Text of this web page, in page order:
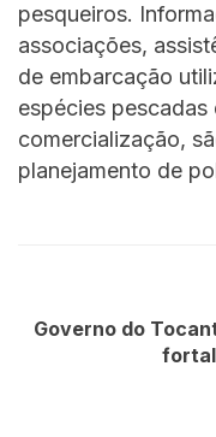
pesqueiros.
associações,
de embarcação
espécies pescadas
comercialização,
planejamento de
Governo do